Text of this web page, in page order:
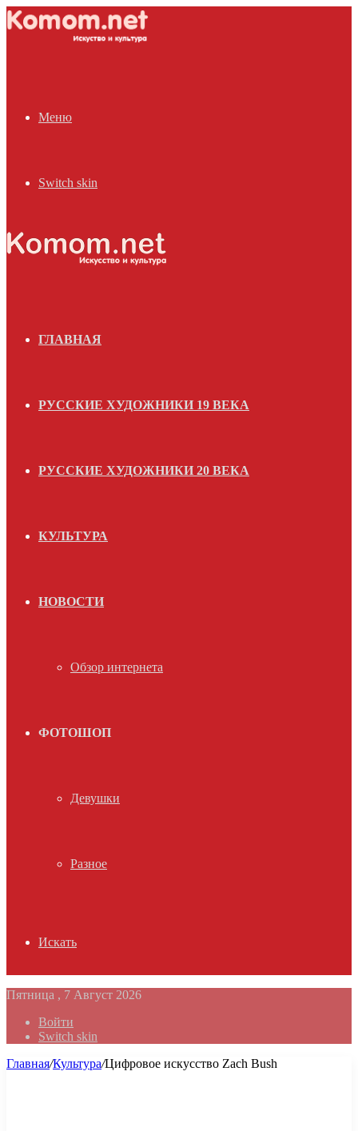
Меню
Switch skin
ГЛАВНАЯ
РУССКИЕ ХУДОЖНИКИ 19 ВЕКА
РУССКИЕ ХУДОЖНИКИ 20 ВЕКА
КУЛЬТУРА
НОВОСТИ
Обзор интернета
ФОТОШОП
Девушки
Разное
Искать
Пятница , 7 Август 2026
Войти
Switch skin
Главная/Культура/Цифровое искусство Zach Bush